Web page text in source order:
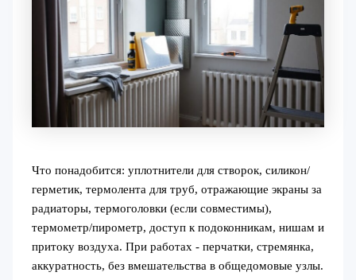
Что понадобится: уплотнители для створок, силикон/
герметик, термолента для труб, отражающие экраны за
радиаторы, термоголовки (если совместимы),
термометр/пирометр, доступ к подоконникам, нишам и
притоку воздуха. При работах - перчатки, стремянка,
аккуратность, без вмешательства в общедомовые узлы.